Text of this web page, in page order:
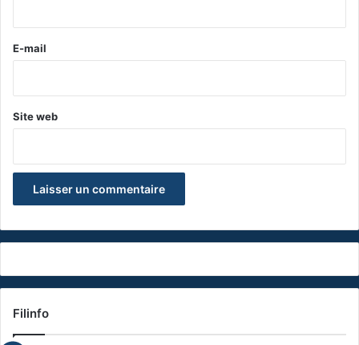
e
E-mail
Site web
Filinfo